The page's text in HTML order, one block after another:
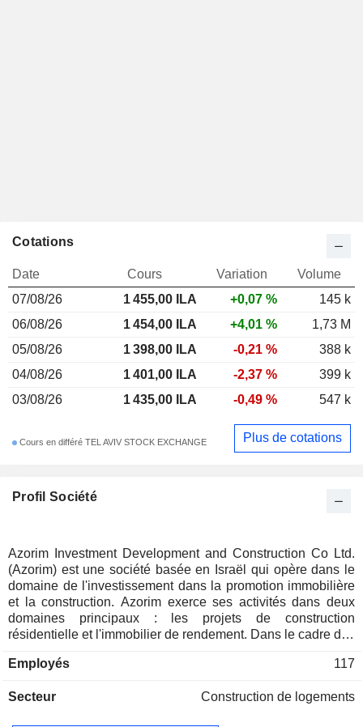
Profil Société
Azorim Investment Development and Construction Co Ltd.
(Azorim) est une société basée en Israël qui opère dans le
domaine de l'investissement dans la promotion immobilière
et la construction. Azorim exerce ses activités dans deux
domaines principaux : les projets de construction
résidentielle et l'immobilier de rendement. Dans le cadre des
projets, acquiert des terrains, planifie, développe et vend
menées par l’intermédiaire de ses filiales : Azorim Building
Employés 117
Secteur Construction de logements
Cotations
Date Cours Variation
Volume
07/08/26
1 455,00 ILA +0,07 %
145 k
06/08/26
1 454,00 ILA +4,01 %
1,73 M
05/08/26
1 398,00 ILA -0,21 %
388 k
04/08/26
1 401,00 ILA -2,37 %
399 k
03/08/26
1 435,00 ILA -0,49 % 547 k
Cours en différé TEL AVIV STOCK EXCHANGE Plus de cotations